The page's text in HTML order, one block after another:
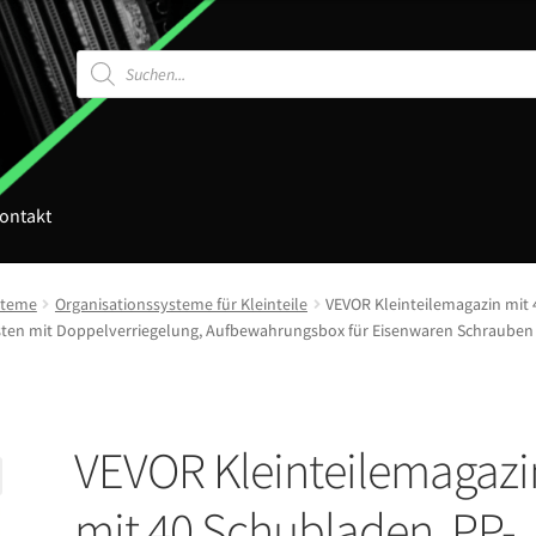
Products
search
Organisationssysteme für Kleinteile
VEVOR Kleinteilemagazin
mit Doppelverriegelung, Aufbewahrungsbox für Eisenwaren
VEVOR